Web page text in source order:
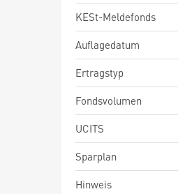
KESt-Meldefonds
Auflagedatum
Ertragstyp
Fondsvolumen
UCITS
Sparplan
Hinweis